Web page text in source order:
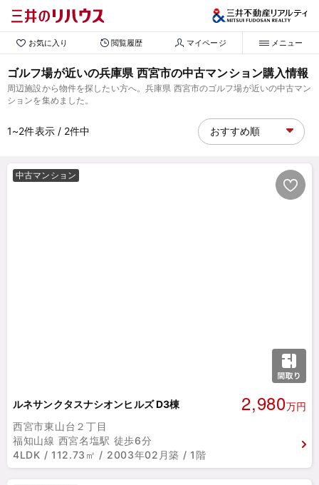
お気に入り 閲覧履歴 マイページ メニュー
ゴルフ場が近いの兵庫県 西宮市の中古マンション購入情報
周辺施設から物件を探したい方へ。兵庫県 西宮市のゴルフ場が近いの中古マン
ションを集めました。
1~2件表示/ 2件中
中古マンション
ルネサンクタスナシオンヒルズ D3棟 2,980万円
西宮市東山台２丁目
福知山線 西宮名塩駅 徒歩6分
4LDK / 112.73㎡ / 2003年02月築 / 1階